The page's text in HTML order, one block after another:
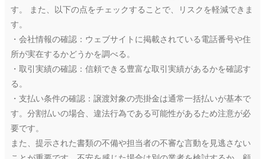
す。 また、以下の点をチェックすることで、リスクを軽減できま
す。
・会社情報の確認：ウェブサイトに掲載されている電話番号や住
所が実在するかどうかを調べる。
・取引実績の確認：信頼できる豊富な取引実績があるかを確認す
る。
・支払い条件の確認：譲渡対象の売掛金は通常一括払いが基本で
す。分割払いの場合、違法行為である可能性があるため注意が必
要です。
また、提示された書類の不備や担当者の不審な言動を見逃さない